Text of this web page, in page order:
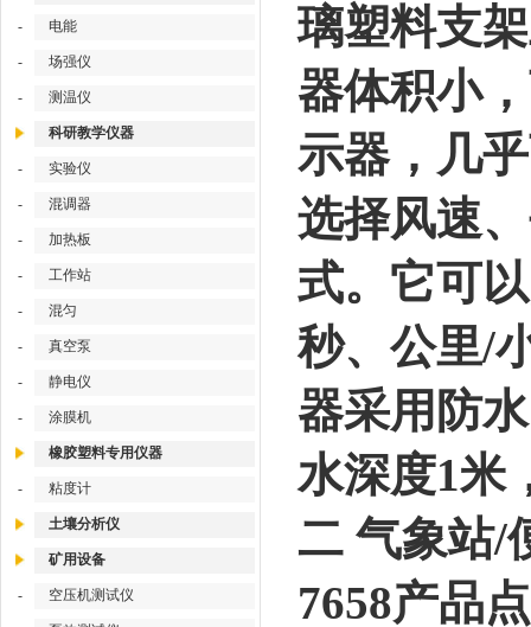
- 电能
- 场强仪
- 测温仪
科研教学仪器
- 实验仪
- 混调器
- 加热板
- 工作站
- 混匀
- 真空泵
- 静电仪
- 涂膜机
橡胶塑料专用仪器
- 粘度计
土壤分析仪
矿用设备
- 空压机测试仪
璃塑料支
器体积小
示器，几
选择风速
式。它可
秒、公里/
器采用防
水深度1米
二 气象站/
7658产品点